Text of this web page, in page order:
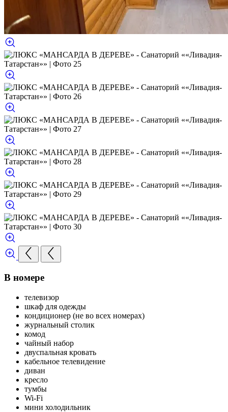
В номере
телевизор
шкаф для одежды
кондиционер (не во всех номерах)
журнальный столик
комод
чайный набор
двуспальная кровать
кабельное телевидение
диван
кресло
тумбы
Wi-Fi
мини холодильник